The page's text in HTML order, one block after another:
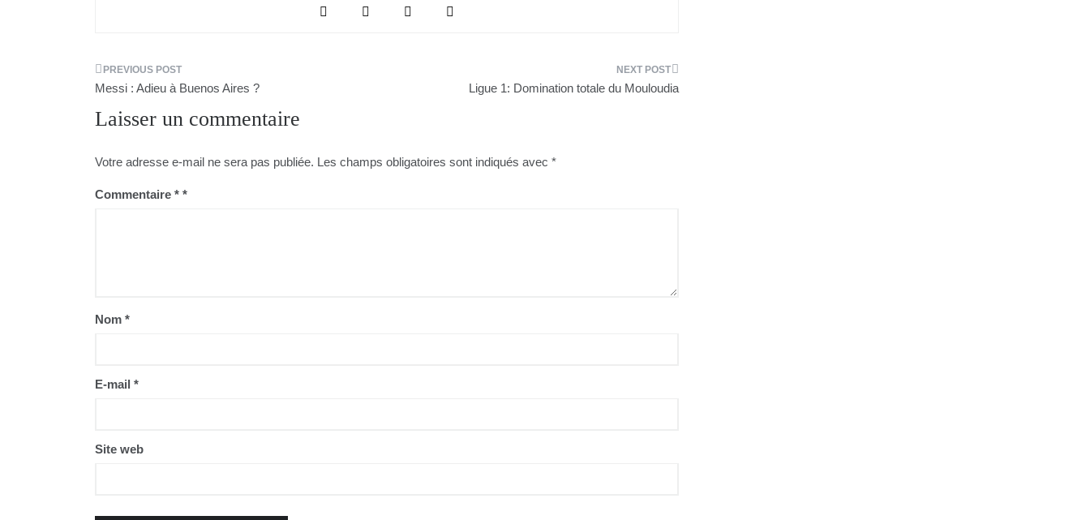
Navigation
de
Messi : Adieu à Buenos Aires ? Ligue 1: Domination totale du Mouloudia
Laisser un commentaire
Votre adresse e-mail ne sera pas publiée. Les champs obligatoires sont indiqués avec *
Commentaire *
Nom *
E-mail *
Site web